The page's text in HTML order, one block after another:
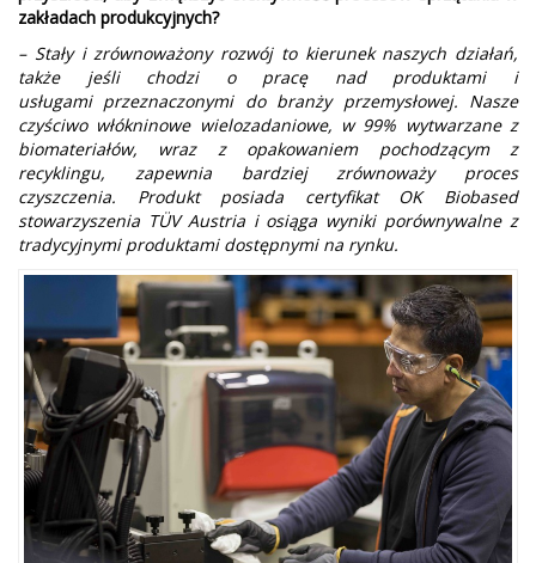
zakładach produkcyjnych?
– Stały i zrównoważony rozwój to kierunek naszych działań,
także jeśli chodzi o pracę nad produktami i
usługami przeznaczonymi do branży przemysłowej. Nasze
czyściwo włókninowe wielozadaniowe, w 99% wytwarzane z
biomateriałów, wraz z opakowaniem pochodzącym z
recyklingu, zapewnia bardziej zrównoważy proces
czyszczenia. Produkt posiada certyfikat OK Biobased
stowarzyszenia TÜV Austria i osiąga wyniki porównywalne z
tradycyjnymi produktami dostępnymi na rynku.